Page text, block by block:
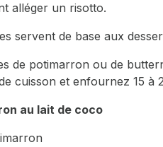
alléger un risotto.
servent de base aux
de potimarron ou de
cuisson et enfournez 15 à
au lait de coco